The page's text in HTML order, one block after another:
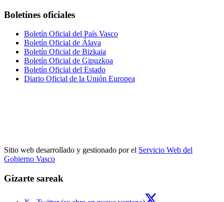
Boletines oficiales
Boletín Oficial del País Vasco
Boletín Oficial de Álava
Boletín Oficial de Bizkaia
Boletín Oficial de Gipuzkoa
Boletín Oficial del Estado
Diario Oficial de la Unión Europea
Sitio web desarrollado y gestionado por el Servicio Web del
Gobierno Vasco
Gizarte sareak